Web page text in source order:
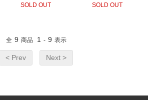
SOLD OUT
SOLD OUT
全 9 商品 1 - 9 表示
< Prev Next >